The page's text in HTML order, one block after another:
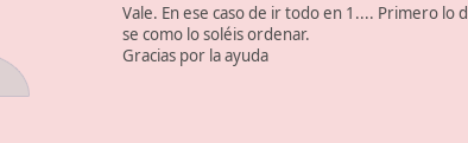
Vale. En ese caso de ir todo en 1.... Primero lo
se como lo soléis ordenar.
Gracias por la ayuda